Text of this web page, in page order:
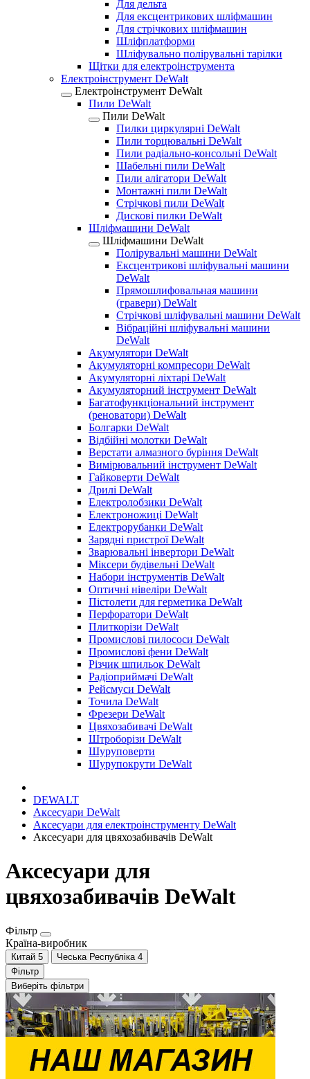
Для дельта
Для ексцентрикових шліфмашин
Для стрічкових шліфмашин
Шліфплатформи
Шліфувально полірувальні тарілки
Щітки для електроінструмента
Електроінструмент DeWalt
Електроінструмент DeWalt
Пили DeWalt
Пили DeWalt
Пилки циркулярні DeWalt
Пили торцювальні DeWalt
Пили радіально-консольні DeWalt
Шабельні пили DeWalt
Пили алігатори DeWalt
Монтажні пили DeWalt
Стрічкові пили DeWalt
Дискові пилки DeWalt
Шліфмашини DeWalt
Шліфмашини DeWalt
Полірувальні машини DeWalt
Ексцентрикові шліфувальні машини
DeWalt
Прямошлифовальная машини
(гравери) DeWalt
Стрічкові шліфувальні машини DeWalt
Вібраційні шліфувальні машини
DeWalt
Акумулятори DeWalt
Акумуляторні компресори DeWalt
Акумуляторні ліхтарі DeWalt
Акумуляторний інструмент DeWalt
Багатофункціональний інструмент
(реноватори) DeWalt
Болгарки DeWalt
Відбійні молотки DeWalt
Верстати алмазного буріння DeWalt
Вимірювальний інструмент DeWalt
Гайковерти DeWalt
Дрилі DeWalt
Електролобзики DeWalt
Електроножиці DeWalt
Електрорубанки DeWalt
Зарядні пристрої DeWalt
Зварювальні інвертори DeWalt
Міксери будівельні DeWalt
Набори інструментів DeWalt
Оптичні нівеліри DeWalt
Пістолети для герметика DeWalt
Перфоратори DeWalt
Плиткорізи DeWalt
Промислові пилососи DeWalt
Промислові фени DeWalt
Різчик шпильок DeWalt
Радіоприймачі DeWalt
Рейсмуси DeWalt
Точила DeWalt
Фрезери DeWalt
Цвяхозабивачі DeWalt
Штроборізи DeWalt
Шуруповерти
Шурупокрути DeWalt
DEWALT
Аксесуари DeWalt
Аксесуари для електроінструменту DeWalt
Аксесуари для цвяхозабивачів DeWalt
Аксесуари для
цвяхозабивачів DeWalt
Фільтр
Країна-виробник
Китай 5 Чеська Республіка 4
Фільтр
Виберіть фільтри